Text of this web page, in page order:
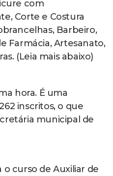
com
Corte e Costura
Barbeiro,
Farmácia, Artesanato,
(Leia mais abaixo)
hora. É uma
inscritos, o que
municipal de
o curso de Auxiliar de